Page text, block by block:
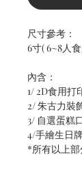
尺寸參考：
6寸( 6~8人
內含：
1/ 2D食用打
2/ 朱古力裝
3/ 自選蛋糕
4/手繪生日
*所有以上部